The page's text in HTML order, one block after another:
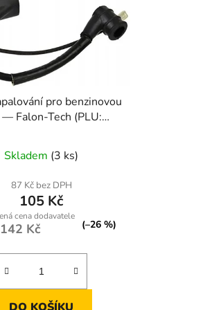
pro benzinovou
Falon-Tech (PLU:
hodnocení
produktu
je
5,0
5
hvězdiček.
Skladem (3 ks)
87 Kč bez DPH
105 Kč
142 Kč (–26 %)